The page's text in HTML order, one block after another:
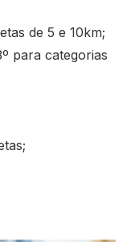
de 5 e 10km;
para categorias